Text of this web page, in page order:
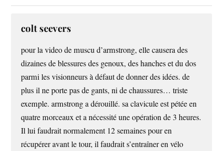
colt seevers
pour la video de muscu d’armstrong, elle causera des
dizaines de blessures des genoux, des hanches et du dos
parmi les visionneurs à défaut de donner des idées. de
plus il ne porte pas de gants, ni de chaussures… triste
exemple. armstrong a dérouillé. sa clavicule est pétée en
quatre morceaux et a nécessité une opération de 3 heures.
Il lui faudrait normalement 12 semaines pour en
récupérer avant le tour, il faudrait s’entraîner en vélo